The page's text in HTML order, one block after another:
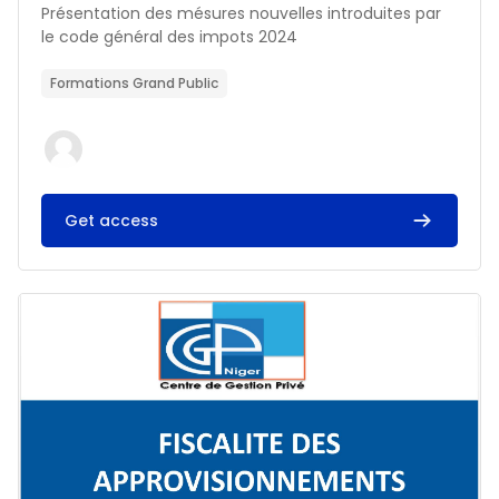
Résumé du cours :
Présentation des mésures nouvelles introduites par
le code général des impots 2024
Formations Grand Public
Get access
Image du cours FISCALITE DES APPROVISIONNEMENTS